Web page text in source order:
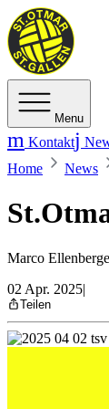
Menu
Kontakt
Home
News
Marco
02 Apr. 2025|
Teilen